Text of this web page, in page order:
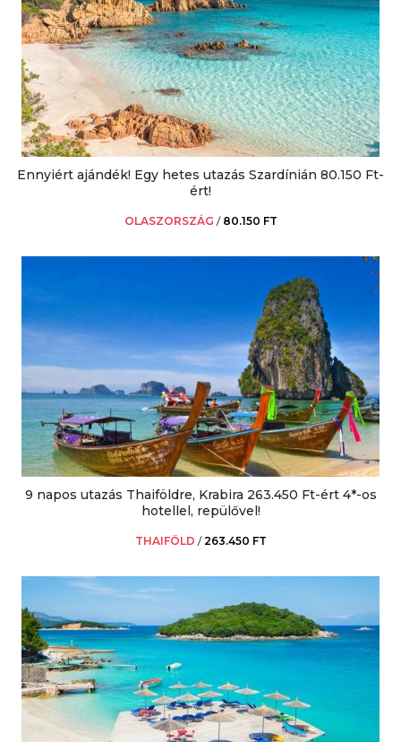
Ennyiért ajándék! Egy hetes utazás Szardínián 80.150 Ft-
ért!
OLASZORSZÁG / 80.150 FT
9 napos utazás Thaiföldre, Krabira 263.450 Ft-ért 4*-os
hotellel, repülővel!
THAIFÖLD /263.450 FT